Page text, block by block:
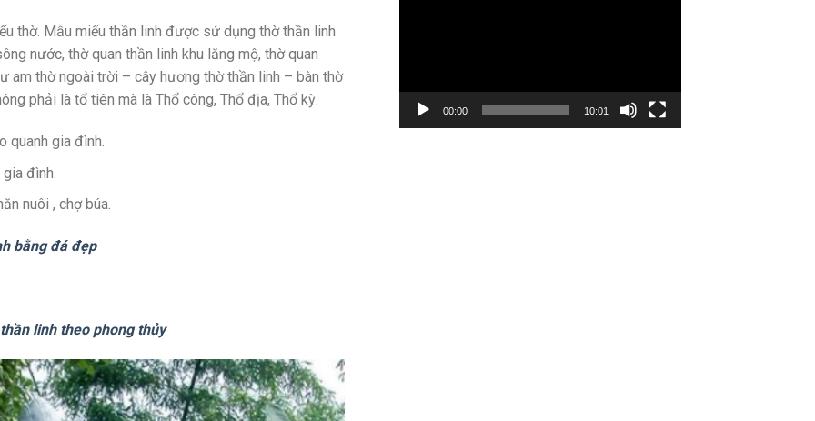
thờ. Mẫu miếu thần linh được sử dụng thờ thần linh
nước, thờ quan thần linh khu lăng mộ, thờ quan
am thờ ngoài trời – cây hương thờ thần linh – bàn thờ
phải là tổ tiên mà là Thổ công, Thổ địa, Thổ kỳ.
quanh gia đình.
đình.
nuôi , chợ búa.
bằng đá đẹp
linh theo phong thủy
00:00 10:01